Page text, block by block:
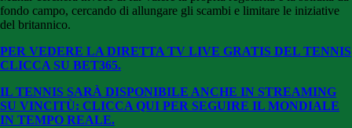
fondo campo, cercando di allungare gli scambi e limitare le iniziative
del britannico.
PER VEDERE LA DIRETTA TV LIVE GRATIS DEL TENNIS
CLICCA SU BET365.
IL TENNIS SARÀ DISPONIBILE ANCHE IN STREAMING
SU VINCITÙ: CLICCA QUI PER SEGUIRE IL MONDIALE
IN TEMPO REALE.